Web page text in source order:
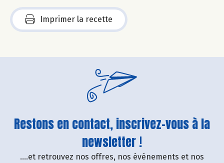
Imprimer la recette
Restons en contact, inscrivez-vous à la
newsletter !
....et retrouvez nos offres, nos événements et nos